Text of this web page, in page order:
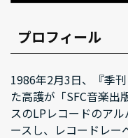
プロフィール
1986年2月3日、『季
た高護が「SFC音楽出
スのLPレコードのア
ースし、レコードレー